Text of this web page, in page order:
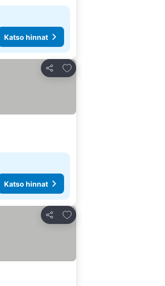
Katso hinnat
Jaa
Lisää suosikkeihin
Katso hinnat
Jaa
Lisää suosikkeihin